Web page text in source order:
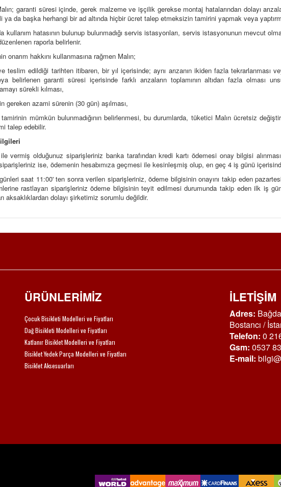
garanti süresi içinde, gerek malzeme ve işçilik gerekse montaj hatalarından dolayı
ya da başka herhangi bir ad altında hiçbir ücret talep etmeksizin tamirini yapmak veya
kullanım hatasının bulunup bulunmadığı servis istasyonları, servis istasyonunun mevcut
raporla belirlenir.
onarım hakkını kullanmasına rağmen Malın;
teslim edildiği tarihten itibaren, bir yıl içerisinde; aynı arızanın ikiden fazla tekrarlanması
belirlenen garanti süresi içerisinde farklı arızaların toplamının altıdan fazla olması
sürekli kılması,
gereken azami sürenin (30 gün) aşılması,
tamirinin mümkün bulunmadığının belirlenmesi, bu durumlarda, tüketici Malın ücretsiz
talep edebilir.
vermiş olduğunuz siparişleriniz banka tarafından kredi kartı ödemesi onay bilgisi
ise, ödemenin hesabımıza geçmesi ile kesinleşmiş olup, en geç 4 iş günü
saat 11:00' ten sonra verilen siparişleriniz, ödeme bilgisinin onayını takip eden
rastlayan siparişleriniz ödeme bilgisinin teyit edilmesi durumunda takip eden ilk iş
aksaklıklardan dolayı şirketimiz sorumlu değildir.
ÜRÜNLERİMİZ
Çocuk Bisikleti Modelleri ve Fiyatları
Dağ Bisikleti Modelleri ve Fiyatları
Katlanır Bisiklet Modelleri ve Fiyatları
Bisiklet Yedek Parça Modelleri ve Fiyatları
Bisiklet Aksesuarları
İLETİŞİM
Adres:
Bostancı /
Telefon: 0
Gsm: 0537
E-mail: